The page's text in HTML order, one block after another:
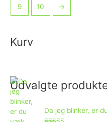
9 10 →
Kurv
Udvalgte
Da jeg blinker, er